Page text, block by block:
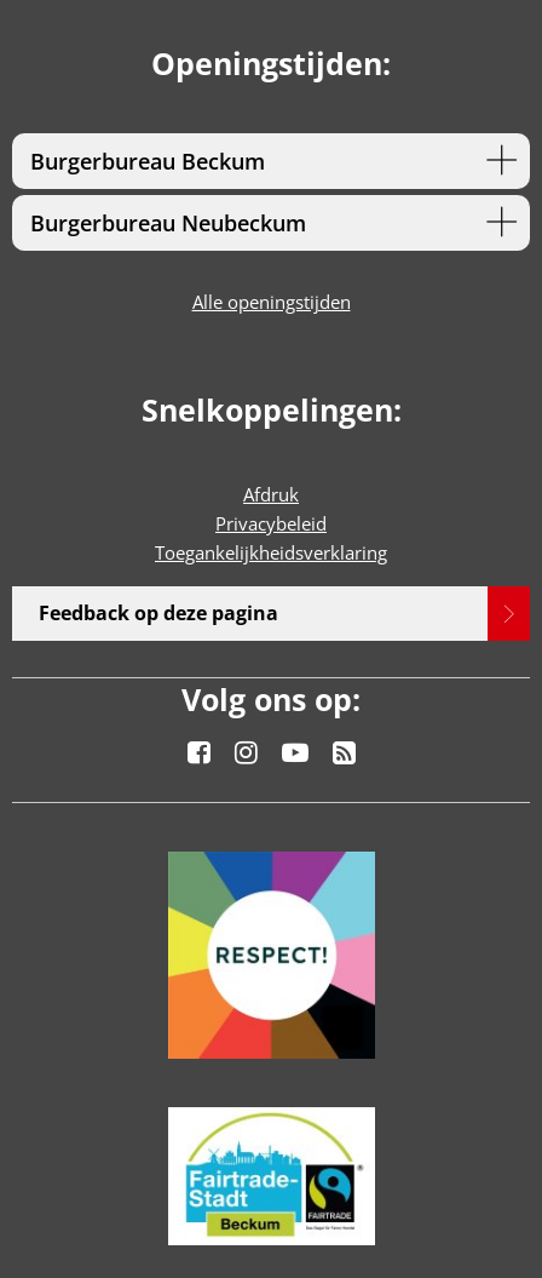
Openingstijden:
Burgerbureau Beckum
Burgerbureau Neubeckum
Alle openingstijden
Snelkoppelingen:
Afdruk
Privacybeleid
Toegankelijkheidsverklaring
Feedback op deze pagina
Volg ons op: